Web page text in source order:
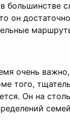
большинстве
он
очень
того,
Он на